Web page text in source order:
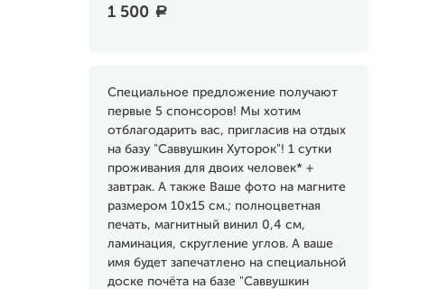
1 500 a
Специальное предложение получают
первые 5 спонсоров! Мы хотим
отблагодарить вас, пригласив на отдых
на базу "Саввушкин Хуторок"! 1 сутки
проживания для двоих человек* +
завтрак. А также Ваше фото на магните
размером 10х15 см.; полноцветная
печать, магнитный винил 0,4 см,
ламинация, скругление углов. А ваше
имя будет запечатлено на специальной
доске почёта на базе "Саввушкин